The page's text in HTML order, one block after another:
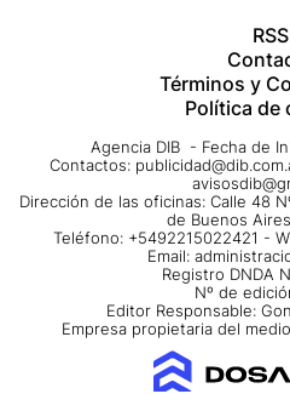
RSS
Términos y
Política de
Agencia DIB - Fecha de
Contactos:
Dirección de las oficinas: Calle 48
de Buenos
Teléfono: +5492215022421 -
Email:
Registro DNDA
Nº de
Editor Responsable:
Empresa propietaria del